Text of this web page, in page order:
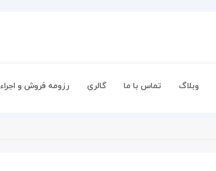
وبلاگ تماس با ما گالری رزومه فروش و اجراء